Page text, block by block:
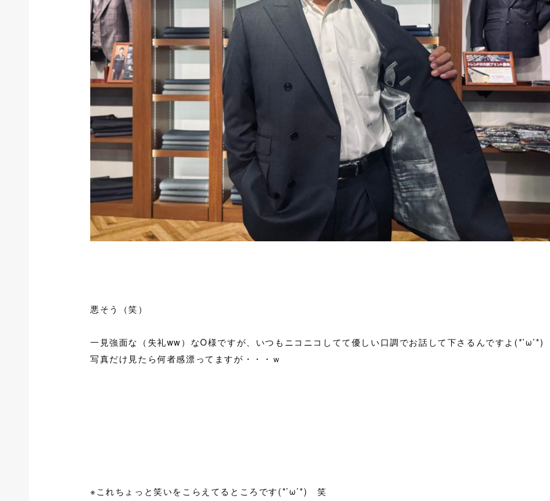
悪そう（笑）
一見強面な（失礼ww）なO様ですが、いつもニコニコしてて優しい口調でお話して下さるんですよ(*’ω’*)
写真だけ見たら何者感漂ってますが・・・ｗ
※これちょっと笑いをこらえてるところです(*’ω’*) 笑